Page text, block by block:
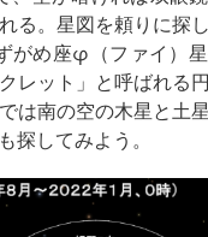
る。星図を頼りに探
がめ座φ（ファイ）
レット」と呼ばれる
は南の空の木星と土
探してみよう。